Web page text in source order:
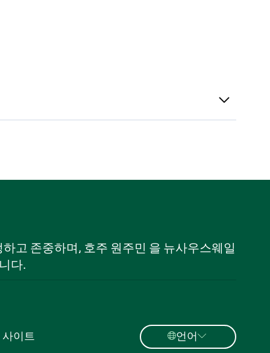
고 존중하며, 호주 원주민 을 뉴사우스웨일
다.
사이트 언어